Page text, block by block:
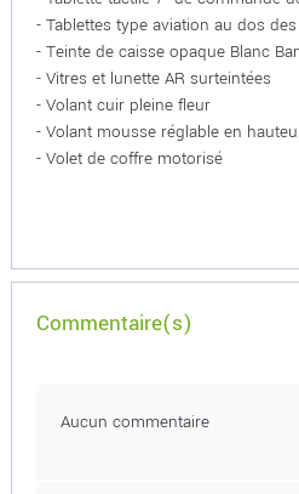
- Tablettes type aviation au dos des
- Teinte de caisse opaque Blanc
- Vitres et lunette AR surteintées
- Volant cuir pleine fleur
- Volant mousse réglable en
- Volet de coffre motorisé
Commentaire(s)
Aucun commentaire